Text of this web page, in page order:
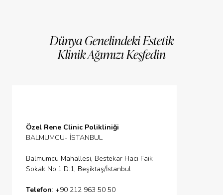
Dünya Genelindeki Estetik
Klinik Ağımızı Keşfedin
Özel Rene Clinic Polikliniği
BALMUMCU- İSTANBUL
Balmumcu Mahallesi, Bestekar Hacı Faik
Sokak No:1 D:1, Beşiktaş/İstanbul
Telefon: +90 212 963 50 50